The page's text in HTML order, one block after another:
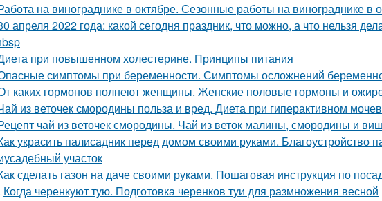
на винограднике в октябре. Сезонные работы на винограднике в
апреля 2022 года: какой сегодня праздник, что можно, а что нельзя
при повышенном холестерине. Принципы питания
симптомы при беременности. Симптомы осложнений
каких гормонов полнеют женщины. Женские половые гормоны и
из веточек смородины польза и вред. Диета при гиперактивном
чай из веточек смородины. Чай из веток малины, смородины и
украсить палисадник перед домом своими руками. Благоустройство
участок
сделать газон на даче своими руками. Пошаговая инструкция по
Когда черенкуют тую. Подготовка черенков туи для размножения весной